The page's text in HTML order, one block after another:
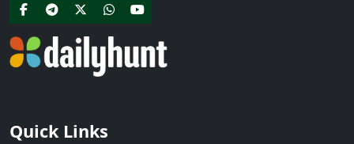
Quick Links